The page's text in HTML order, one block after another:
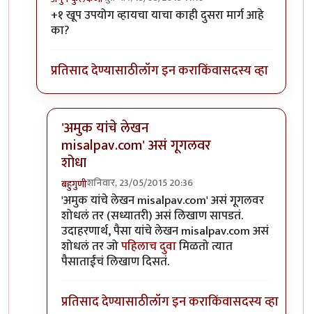
In reply toआयडी पुढे /authored लाउनbyअनुप ढेरे
+१ खूप उपयोग व्हायचा याचा काही दुसरा मार्ग आहे
का?
प्रतिसाद देण्यासाठीलॉग इन कराकिंवासदस्य व्हा
'अमुक यांचे लेखन
misalpav.com' असं गूगलवर
शोधा
बहुगुणीशनिवार, 23/05/2015 20:36
In reply to+१byअनुप कुलकर्णी
'अमुक यांचे लेखन misalpav.com' असं गूगलवर
शोधलं तर (सध्यातरी) असं लिखाण सापडतं.
उदाहरणार्थ, पैसा यांचे लेखन misalpav.com असं
शोधलं तर जोपहिलाच दुवामिळतो त्यात
पैसाताईंचं लिखाण दिसतं.
प्रतिसाद देण्यासाठीलॉग इन कराकिंवासदस्य व्हा